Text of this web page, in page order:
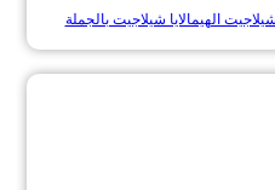
الهيمالايا شيلاجيت بالجملة